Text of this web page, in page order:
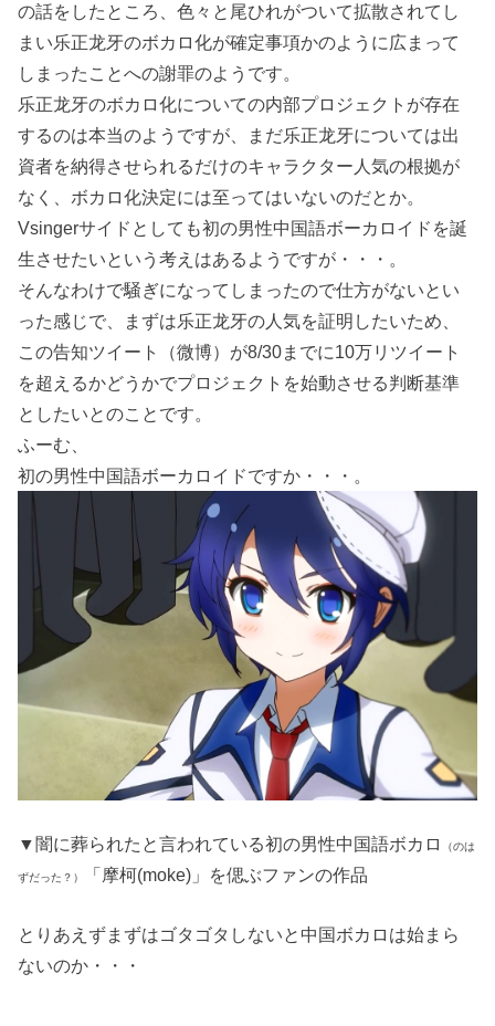
の話をしたところ、色々と尾ひれがついて拡散されてし
まい乐正龙牙のボカロ化が確定事項かのように広まって
しまったことへの謝罪のようです。
乐正龙牙のボカロ化についての内部プロジェクトが存在
するのは本当のようですが、まだ乐正龙牙については出
資者を納得させられるだけのキャラクター人気の根拠が
なく、ボカロ化決定には至ってはいないのだとか。
Vsingerサイドとしても初の男性中国語ボーカロイドを誕
生させたいという考えはあるようですが・・・。
そんなわけで騒ぎになってしまったので仕方がないとい
った感じで、まずは乐正龙牙の人気を証明したいため、
この告知ツイート（微博）が8/30までに10万リツイート
を超えるかどうかでプロジェクトを始動させる判断基準
としたいとのことです。
ふーむ、
初の男性中国語ボーカロイドですか・・・。
▼闇に葬られたと言われている初の男性中国語ボカロ （のは
ずだった？） 「摩柯(moke)」を偲ぶファンの作品
とりあえずまずはゴタゴタしないと中国ボカロは始まら
ないのか・・・